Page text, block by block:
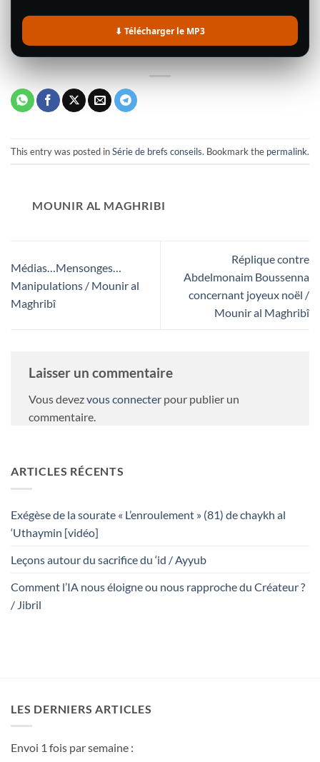
⬇ Télécharger le MP3
This entry was posted inSérie de brefs conseils. Bookmark the permalink.
MOUNIR AL MAGHRIBI
Médias…Mensonges…
Manipulations / Mounir al
Maghribî
Réplique contre
Abdelmonaim Boussenna
concernant joyeux noël /
Mounir al Maghribî
Laisser un commentaire
Vous devezvous connecter pour publier un
commentaire.
ARTICLES RÉCENTS
Exégèse de la sourate « L’enroulement » (81) de chaykh al
‘Uthaymin [vidéo]
Leçons autour du sacrifice du ‘id / Ayyub
Comment l’IA nous éloigne ou nous rapproche du Créateur ?
/ Jibril
LES DERNIERS ARTICLES
Envoi 1 fois par semaine :